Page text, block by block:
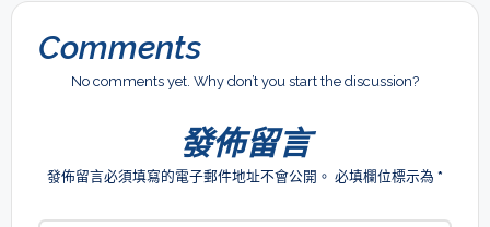
Comments
No comments yet. Why don’t you start the discussion?
發佈留言
發佈留言必須填寫的電子郵件地址不會公開。 必填欄位標示為 *